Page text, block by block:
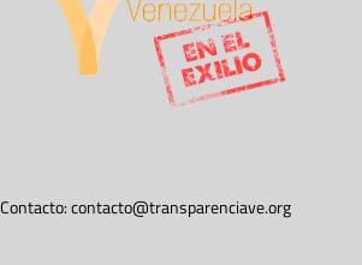
Contacto:contacto@transparenciave.org